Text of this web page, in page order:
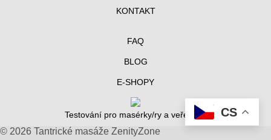
KONTAKT
FAQ
BLOG
E-SHOPY
Testování pro masérky/ry a veřejnost
© 2026 Tantrické masáže ZenityZone
CS